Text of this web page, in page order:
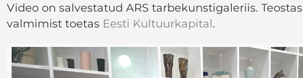
Video on salvestatud ARS tarbekunstigaleriis. Teostas
valmimist toetas Eesti Kultuurkapital.